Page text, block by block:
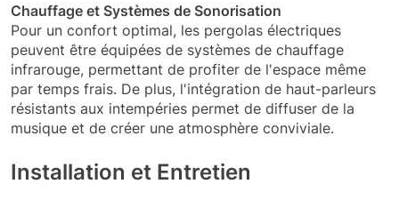
Chauffage et Systèmes de Sonorisation
Pour un confort optimal, les pergolas électriques
peuvent être équipées de systèmes de chauffage
infrarouge, permettant de profiter de l'espace même
par temps frais. De plus, l'intégration de haut-parleurs
résistants aux intempéries permet de diffuser de la
musique et de créer une atmosphère conviviale.
Installation et Entretien